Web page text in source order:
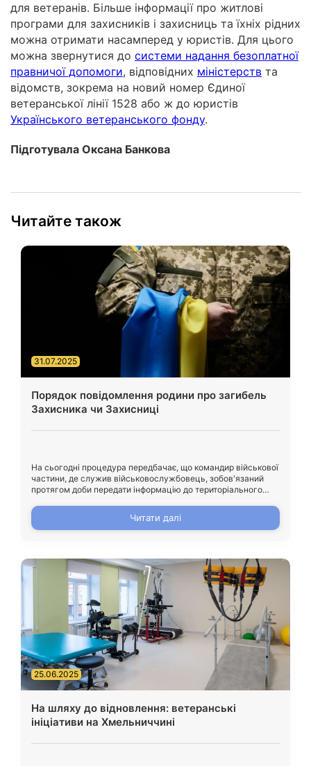
для ветеранів. Більше інформації про житлові
програми для захисників і захисниць та їхніх рідних
можна отримати насамперед у юристів. Для цього
можна звернутися до системи надання безоплатної
правничої допомоги, відповідних міністерств та
відомств, зокрема на новий номер Єдиної
ветеранської лінії 1528 або ж до юристів
Українського ветеранського фонду.
Підготувала Оксана Банкова
Читайте також
31.07.2025
Порядок повідомлення родини про загибель
Захисника чи Захисниці
На сьогодні процедура передбачає, що командир військової
частини, де служив військовослужбовець, зобов'язаний
протягом доби передати інформацію до територіального
СП), де обліковувався боєць. Далі саме представник ТЦК
персонально інформує родину.
Читати далі
25.06.2025
На шляху до відновлення: ветеранські
ініціативи на Хмельниччині